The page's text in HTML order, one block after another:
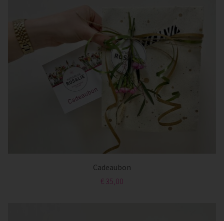
Cadeaubon
€ 35,00